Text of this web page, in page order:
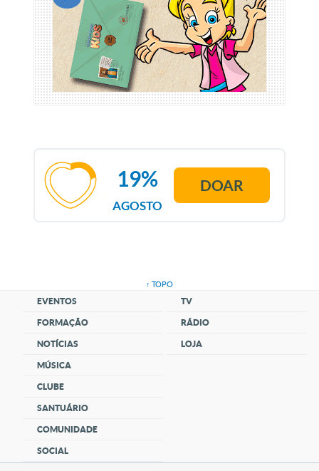
AGOSTO
19% DOAR
↑ TOPO
EVENTOS
FORMAÇÃO
NOTÍCIAS
MÚSICA
CLUBE
SANTUÁRIO
COMUNIDADE
SOCIAL
TV
RÁDIO
LOJA